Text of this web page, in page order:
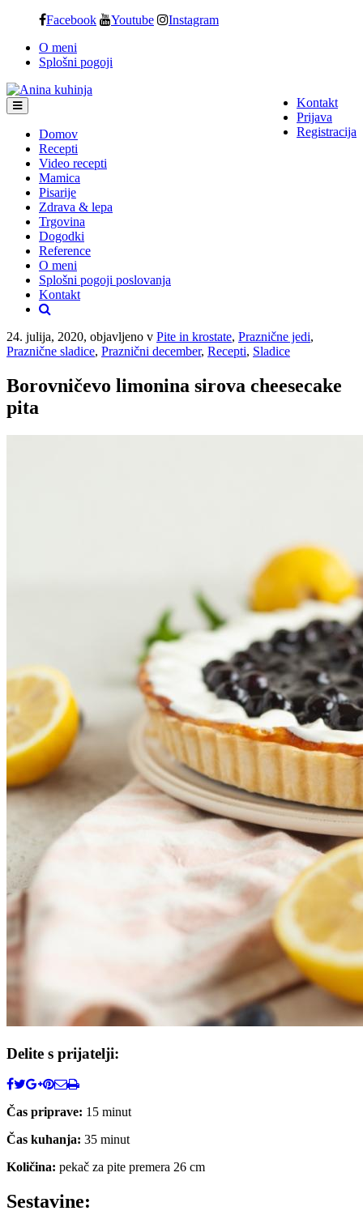
content
Facebook Youtube Instagram
O meni
Splošni pogoji
Kontakt
Prijava
Registracija
Domov
Recepti
Video recepti
Mamica
Pisarije
Zdrava & lepa
Trgovina
Dogodki
Reference
O meni
Splošni pogoji poslovanja
Kontakt
24. julija, 2020, objavljeno v Pite in krostate, Praznične jedi,
Praznične sladice, Praznični december, Recepti, Sladice
Borovničevo limonina sirova cheesecake
pita
Delite s prijatelji:
Čas priprave: 15 minut
Čas kuhanja: 35 minut
Količina: pekač za pite premera 26 cm
Sestavine: